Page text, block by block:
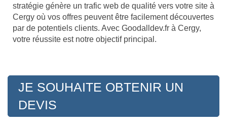
stratégie génère un trafic web de qualité vers votre site à
Cergy où vos offres peuvent être facilement découvertes
par de potentiels clients. Avec Goodalldev.fr à Cergy,
votre réussite est notre objectif principal.
JE SOUHAITE OBTENIR UN
DEVIS